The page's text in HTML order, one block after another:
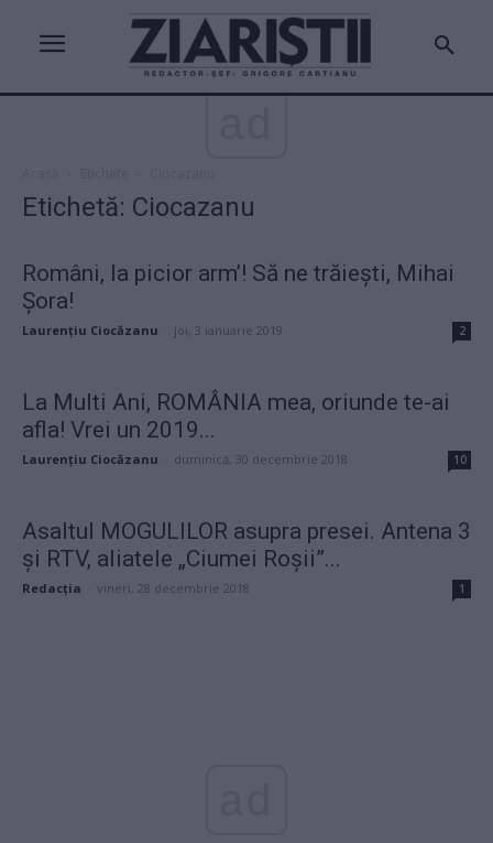
Etichetă: Ciocazanu
Români, la picior arm’! Să ne trăieşti, Mihai
Şora!
Laurențiu Ciocăzanu joi, 3 ianuarie 2019 2
La Multi Ani, ROMÂNIA mea, oriunde te-ai
afla! Vrei un 2019...
Laurențiu Ciocăzanu duminică, 30 decembrie 2018 10
Asaltul MOGULILOR asupra presei. Antena 3
şi RTV, aliatele „Ciumei Roşii”...
Redacţia vineri, 28 decembrie 2018 1